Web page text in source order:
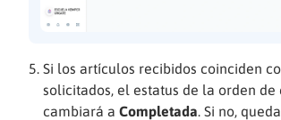
Si los artículos recibidos coinciden
solicitados, el estatus de la orden de
cambiará a Completada . Si no,